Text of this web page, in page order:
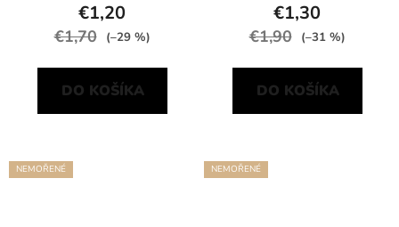
€1,20
€1,70 (–29 %)
DO KOŠÍKA
€1,30
€1,90 (–31 %)
DO KOŠÍKA
NEMOŘENÉ NEMOŘENÉ